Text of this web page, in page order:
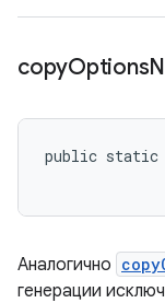
copyOptions
public static
Аналогично
генерации